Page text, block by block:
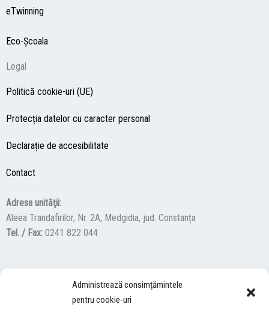
Administrează consimțămintele
pentru cookie-uri
eTwinning
Eco-Şcoala
Legal
Politică cookie-uri (UE)
Protecția datelor cu caracter personal
Declarație de accesibilitate
Contact
Adresa unităţii:
Aleea Trandafirilor, Nr. 2A, Medgidia, jud. Constanța
Tel. / Fax: 0241 822 044
a
c
o
n